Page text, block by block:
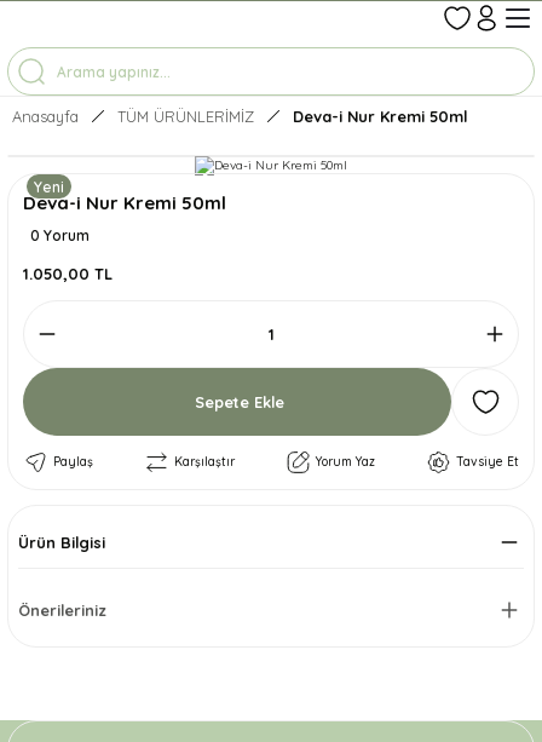
Anasayfa TÜM ÜRÜNLERİMİZ Deva-i Nur Kremi 50ml
Yeni
Deva-i Nur Kremi 50ml
0 Yorum
1.050,00 TL
Sepete Ekle
Paylaş Karşılaştır Yorum Yaz Tavsiye Et
Ürün Bilgisi
Önerileriniz